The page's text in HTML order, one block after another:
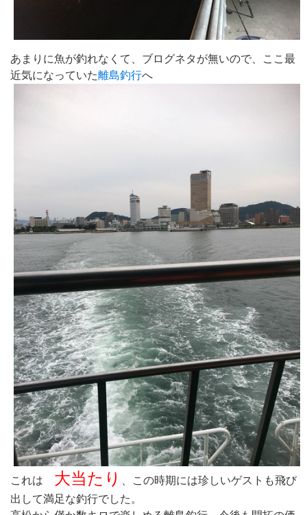
あまりに魚が釣れなくて、ブログネタが無いので、ここ最
近気になっていた離島釣行へ
これは 大当たり 、この時期には珍しいゲストも飛び
出して満足な釣行でした。